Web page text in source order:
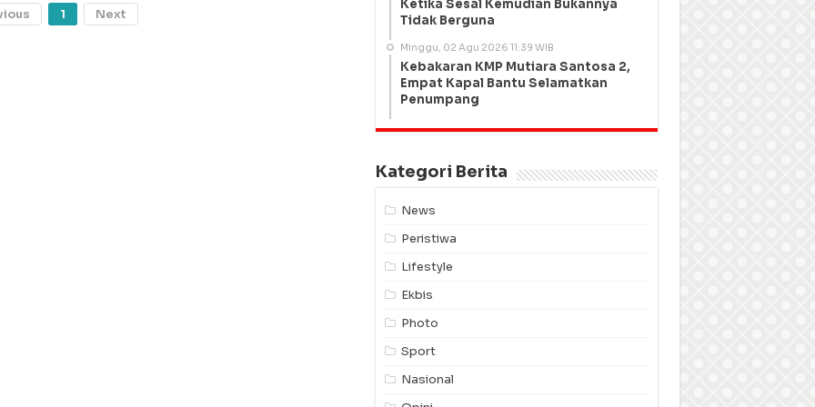
1 Next
Ketika Sesal Kemudian Bukannya
Tidak Berguna
Minggu, 02 Agu 2026 11:39 WIB
Kebakaran KMP Mutiara Santosa 2,
Empat Kapal Bantu Selamatkan
Penumpang
Kategori Berita
News
Peristiwa
Lifestyle
Ekbis
Photo
Sport
Nasional